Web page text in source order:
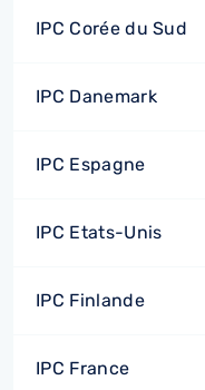
IPC Corée du Sud
IPC Danemark
IPC Espagne
IPC Etats-Unis
IPC Finlande
IPC France